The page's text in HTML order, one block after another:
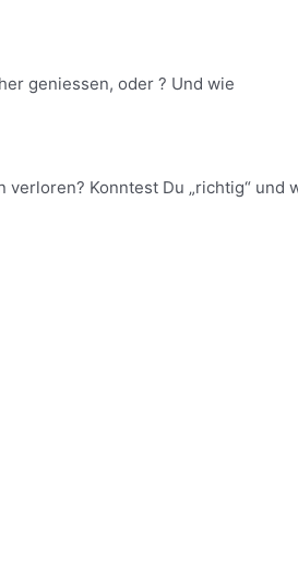
geniessen, oder ? Und wie
Konntest Du „richtig“